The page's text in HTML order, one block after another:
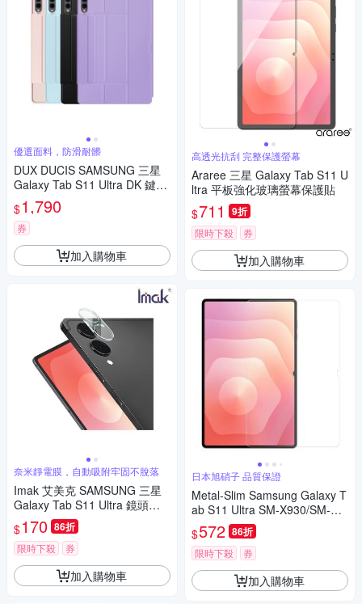
優選面料，防滑耐髒
DUX DUCIS SAMSUNG 三星
Galaxy Tab S11 Ultra DK 鍵盤
(搭配YK平板皮套)
$1,790
券
加入購物車
奈米靜電膜，自動吸附牢固不脫落
Imak 艾美克 SAMSUNG 三星
Galaxy Tab S11 Ultra 鏡頭玻
璃貼(一體式)
$170 86折
限時下殺 券
加入購物車
高透光抗刮 完整保護螢幕
Araree 三星 Galaxy Tab S11 U
ltra 平板強化玻璃螢幕保護貼
$711 9折
限時下殺 券
加入購物車
日本旭硝子 品質保證
Metal-Slim Samsung Galaxy T
ab S11 Ultra SM-X930/SM-X9
36 9H弧邊耐磨防指紋鋼化玻璃
保護貼(盒裝)
$572 86折
限時下殺 券
加入購物車